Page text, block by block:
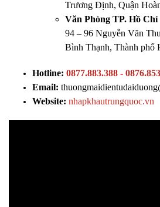
Trương Định, Quận
Văn Phòng TP. Hồ
94 – 96 Nguyễn Văn
Bình Thạnh, Thành phố
Hotline: 0877.883.388 -
Email:
Website: nhapkhautrungquoc.vn